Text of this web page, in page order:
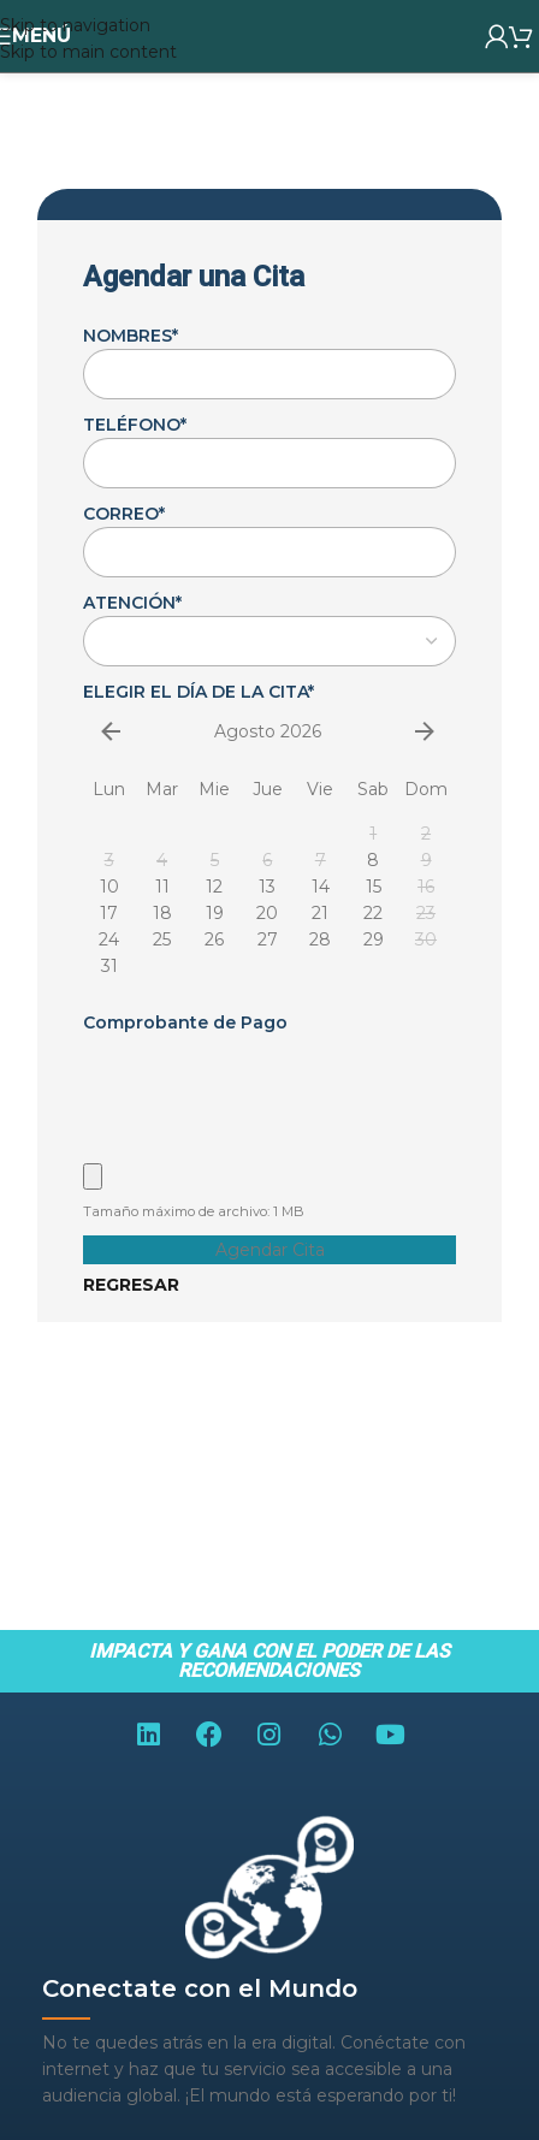
Skip to navigation
Skip to main content
MENÚ
Agendar una Cita​
NOMBRES*
TELÉFONO*
CORREO*
ATENCIÓN*
ELEGIR EL DÍA DE LA CITA*
Agosto 2026
Lun Mar Mie Jue Vie Sab Dom
1
2
3
4 5 6 7 8
9
10
11 12 13 14 15
16
17
18 19 20 21 22
23
24
25 26 27 28 29
30
31
Comprobante de Pago
Tamaño máximo de archivo: 1 MB
Agendar Cita
REGRESAR
IMPACTA Y GANA CON EL PODER DE LAS
RECOMENDACIONES
Conectate con el Mundo
No te quedes atrás en la era digital. Conéctate con
internet y haz que tu servicio sea accesible a una
audiencia global. ¡El mundo está esperando por ti!